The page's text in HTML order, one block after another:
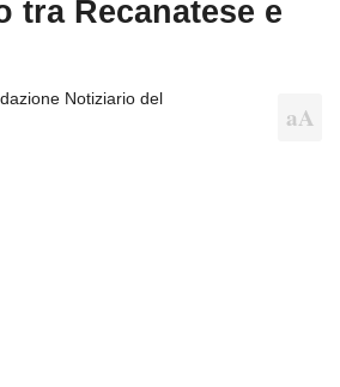
tra Recanatese e
Notiziario del